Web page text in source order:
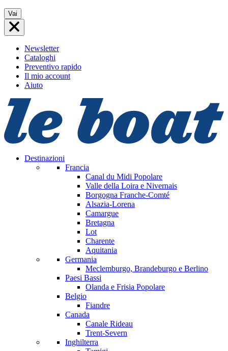
Vai
al
contenuto
Vai
Newsletter
Cataloghi
Preventivo rapido
Il mio account
Aiuto
Destinazioni
Francia
Canal du Midi Popolare
Valle della Loira e Nivernais
Borgogna Franche-Comté
Alsazia-Lorena
Camargue
Bretagna
Lot
Charente
Aquitania
Germania
Meclemburgo, Brandeburgo e Berlino
Paesi Bassi
Olanda e Frisia Popolare
Belgio
Fiandre
Canada
Canale Rideau
Trent-Severn
Inghilterra